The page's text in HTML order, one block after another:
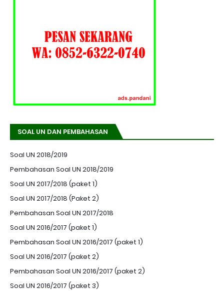
SOAL UN DAN PEMBAHASAN
Soal UN 2018/2019
Pembahasan Soal UN 2018/2019
Soal UN 2017/2018 (paket 1)
Soal UN 2017/2018 (Paket 2)
Pembahasan Soal UN 2017/2018
Soal UN 2016/2017 (paket 1)
Pembahasan Soal UN 2016/2017 (paket 1)
Soal UN 2016/2017 (paket 2)
Pembahasan Soal UN 2016/2017 (paket 2)
Soal UN 2016/2017 (paket 3)